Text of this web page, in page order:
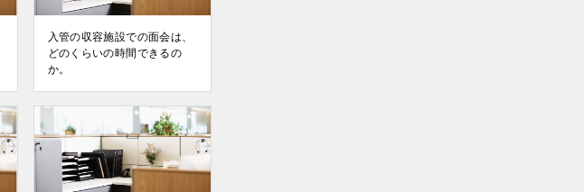
入管の収容施設での面会は、
どのくらいの時間できるの
か。